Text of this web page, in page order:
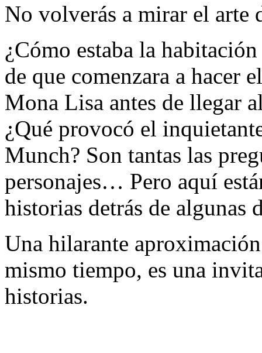
No volverás a mirar el arte
¿Cómo estaba la
de que comenzara a hacer
Mona Lisa antes de llegar
¿Qué provocó el
Munch? Son tantas las
personajes… Pero aquí
historias detrás de algunas
Una hilarante
mismo tiempo, es una
historias.